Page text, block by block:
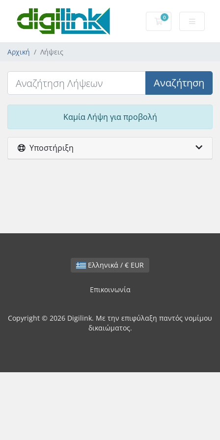
0
Καλάθι Αγορών
Αρχική Λήψεις
Αναζήτηση
Καμία Λήψη για προβολή
Υποστήριξη
Ελληνικά / € EUR
Επικοινωνία
Copyright © 2026 Digilink. Με την επιφύλαξη παντός νομίμου
δικαιώματος.